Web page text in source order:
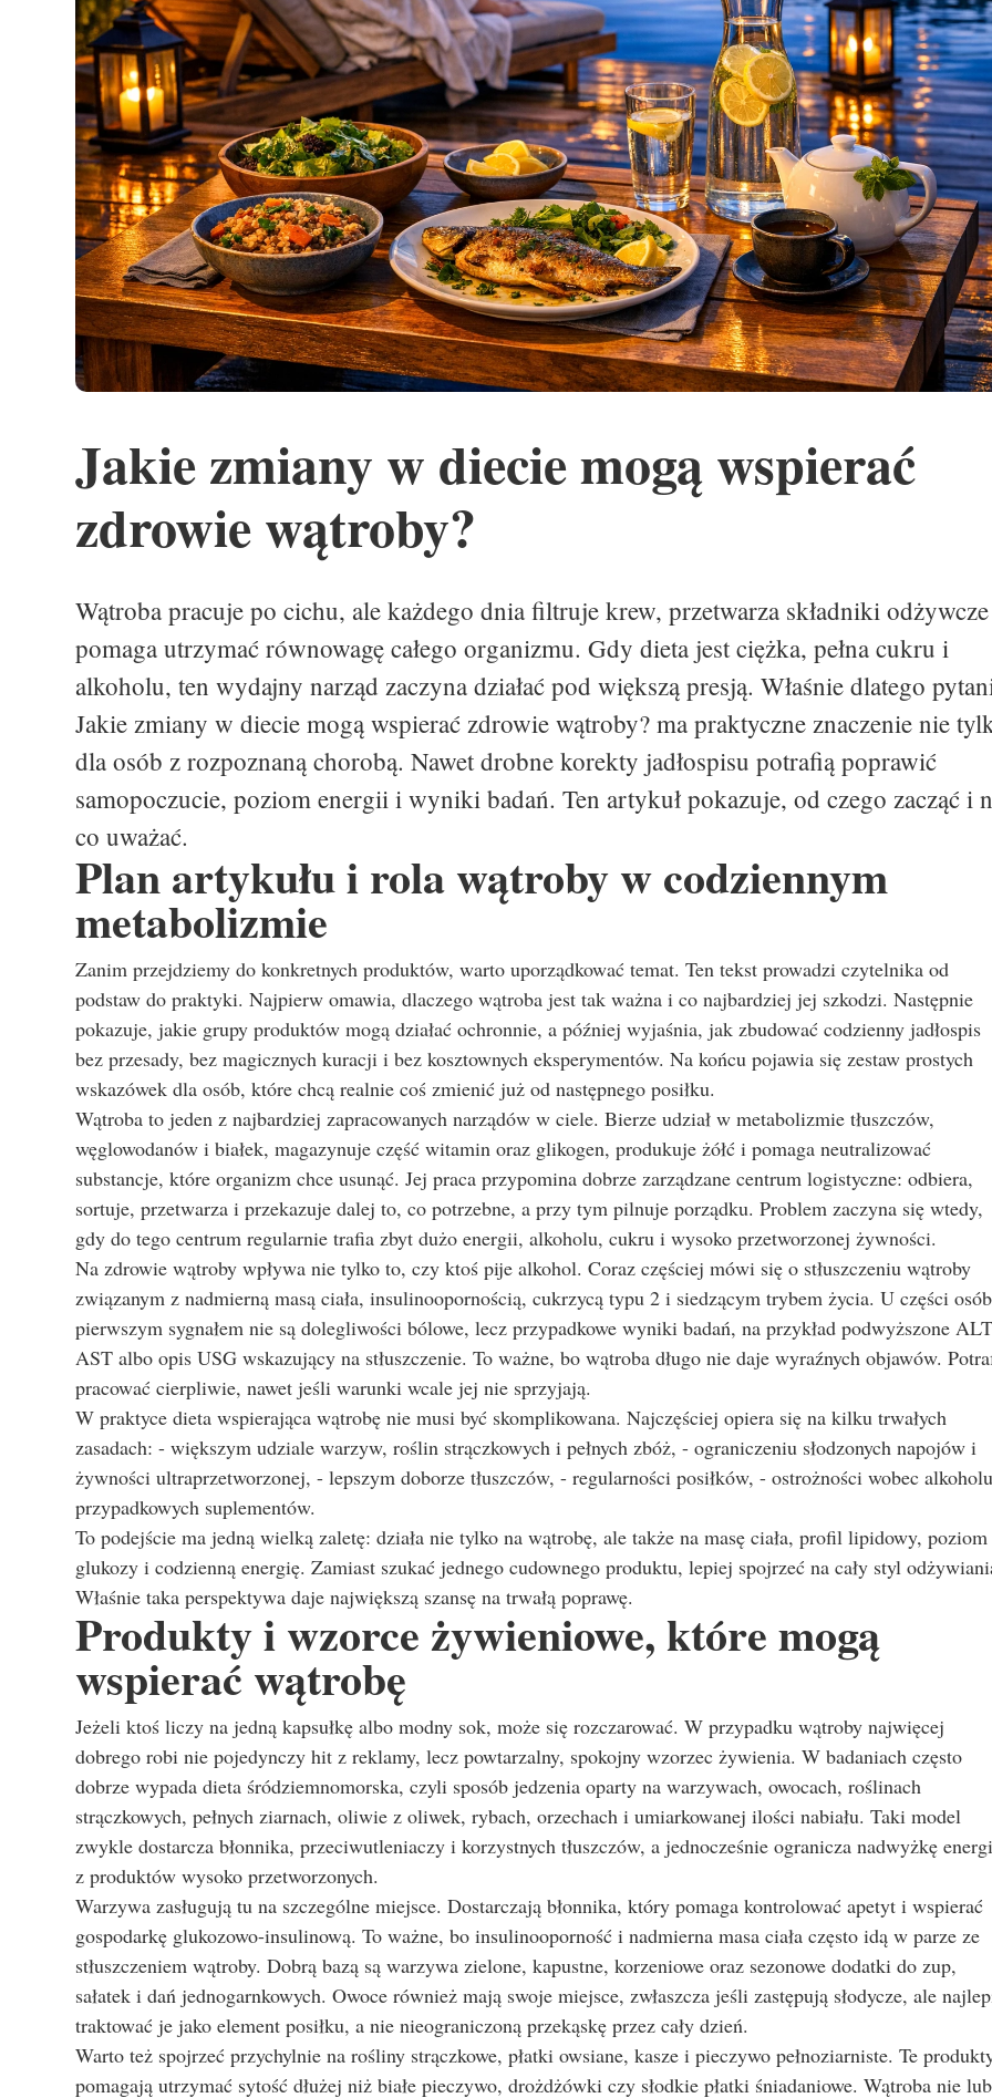
Jakie zmiany w diecie mogą wspierać
zdrowie wątroby?
Wątroba pracuje po cichu, ale każdego dnia filtruje krew, przetwarza składniki
pomaga utrzymać równowagę całego organizmu. Gdy dieta jest ciężka, pełna cukru i
alkoholu, ten wydajny narząd zaczyna działać pod większą presją. Właśnie dlatego
Jakie zmiany w diecie mogą wspierać zdrowie wątroby? ma praktyczne znaczenie nie
dla osób z rozpoznaną chorobą. Nawet drobne korekty jadłospisu potrafią poprawić
samopoczucie, poziom energii i wyniki badań. Ten artykuł pokazuje, od czego zacząć i
co uważać.
Plan artykułu i rola wątroby w codziennym
metabolizmie
Zanim przejdziemy do konkretnych produktów, warto uporządkować temat. Ten tekst prowadzi czytelnika od
podstaw do praktyki. Najpierw omawia, dlaczego wątroba jest tak ważna i co najbardziej jej szkodzi. Następnie
pokazuje, jakie grupy produktów mogą działać ochronnie, a później wyjaśnia, jak zbudować codzienny jadłospis
bez przesady, bez magicznych kuracji i bez kosztownych eksperymentów. Na końcu pojawia się zestaw prostych
wskazówek dla osób, które chcą realnie coś zmienić już od następnego posiłku.
Wątroba to jeden z najbardziej zapracowanych narządów w ciele. Bierze udział w metabolizmie tłuszczów,
węglowodanów i białek, magazynuje część witamin oraz glikogen, produkuje żółć i pomaga neutralizować
substancje, które organizm chce usunąć. Jej praca przypomina dobrze zarządzane centrum logistyczne: odbiera,
sortuje, przetwarza i przekazuje dalej to, co potrzebne, a przy tym pilnuje porządku. Problem zaczyna się wtedy,
gdy do tego centrum regularnie trafia zbyt dużo energii, alkoholu, cukru i wysoko przetworzonej żywności.
Na zdrowie wątroby wpływa nie tylko to, czy ktoś pije alkohol. Coraz częściej mówi się o stłuszczeniu wątroby
związanym z nadmierną masą ciała, insulinoopornością, cukrzycą typu 2 i siedzącym trybem życia. U części osób
pierwszym sygnałem nie są dolegliwości bólowe, lecz przypadkowe wyniki badań, na przykład podwyższone
AST albo opis USG wskazujący na stłuszczenie. To ważne, bo wątroba długo nie daje wyraźnych objawów.
pracować cierpliwie, nawet jeśli warunki wcale jej nie sprzyjają.
W praktyce dieta wspierająca wątrobę nie musi być skomplikowana. Najczęściej opiera się na kilku trwałych
zasadach: - większym udziale warzyw, roślin strączkowych i pełnych zbóż, - ograniczeniu słodzonych napojów i
żywności ultraprzetworzonej, - lepszym doborze tłuszczów, - regularności posiłków, - ostrożności wobec
przypadkowych suplementów.
To podejście ma jedną wielką zaletę: działa nie tylko na wątrobę, ale także na masę ciała, profil lipidowy, poziom
glukozy i codzienną energię. Zamiast szukać jednego cudownego produktu, lepiej spojrzeć na cały styl
Właśnie taka perspektywa daje największą szansę na trwałą poprawę.
Produkty i wzorce żywieniowe, które mogą
wspierać wątrobę
Jeżeli ktoś liczy na jedną kapsułkę albo modny sok, może się rozczarować. W przypadku wątroby najwięcej
dobrego robi nie pojedynczy hit z reklamy, lecz powtarzalny, spokojny wzorzec żywienia. W badaniach często
dobrze wypada dieta śródziemnomorska, czyli sposób jedzenia oparty na warzywach, owocach, roślinach
strączkowych, pełnych ziarnach, oliwie z oliwek, rybach, orzechach i umiarkowanej ilości nabiału. Taki model
zwykle dostarcza błonnika, przeciwutleniaczy i korzystnych tłuszczów, a jednocześnie ogranicza nadwyżkę
z produktów wysoko przetworzonych.
Warzywa zasługują tu na szczególne miejsce. Dostarczają błonnika, który pomaga kontrolować apetyt i wspierać
gospodarkę glukozowo-insulinową. To ważne, bo insulinooporność i nadmierna masa ciała często idą w parze ze
stłuszczeniem wątroby. Dobrą bazą są warzywa zielone, kapustne, korzeniowe oraz sezonowe dodatki do zup,
sałatek i dań jednogarnkowych. Owoce również mają swoje miejsce, zwłaszcza jeśli zastępują słodycze, ale
traktować je jako element posiłku, a nie nieograniczoną przekąskę przez cały dzień.
Warto też spojrzeć przychylnie na rośliny strączkowe, płatki owsiane, kasze i pieczywo pełnoziarniste. Te
pomagają utrzymać sytość dłużej niż białe pieczywo, drożdżówki czy słodkie płatki śniadaniowe. Wątroba nie